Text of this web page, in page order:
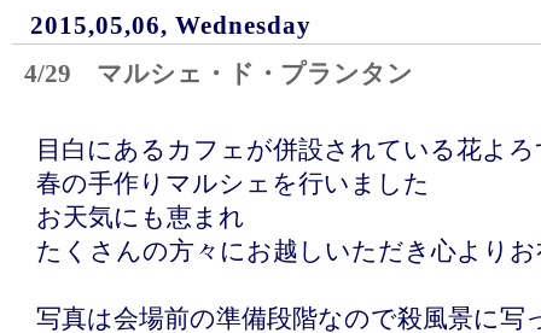
2015,05,06, Wednesday
4/29 マルシェ・ド・プランタン
目白にあるカフェが併設されている花よ
春の手作りマルシェを行いました
お天気にも恵まれ
たくさんの方々にお越しいただき心より
写真は会場前の準備段階なので殺風景に写